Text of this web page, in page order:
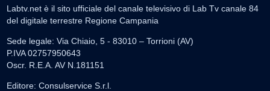
Labtv.net è il sito ufficiale del canale televisivo di Lab Tv canale 84
del digitale terrestre Regione Campania
Sede legale: Via Chiaio, 5 - 83010 – Torrioni (AV)
P.IVA 02757950643
Oscr. R.E.A. AV N.181151
Editore: Consulservice S.r.l.